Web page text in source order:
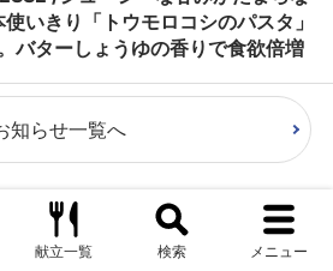
使いきり「トウモロコシのパスタ」
バターしょうゆの香りで食欲倍増
知らせ一覧へ
のプロフィール
献立一覧 検索 メニュー